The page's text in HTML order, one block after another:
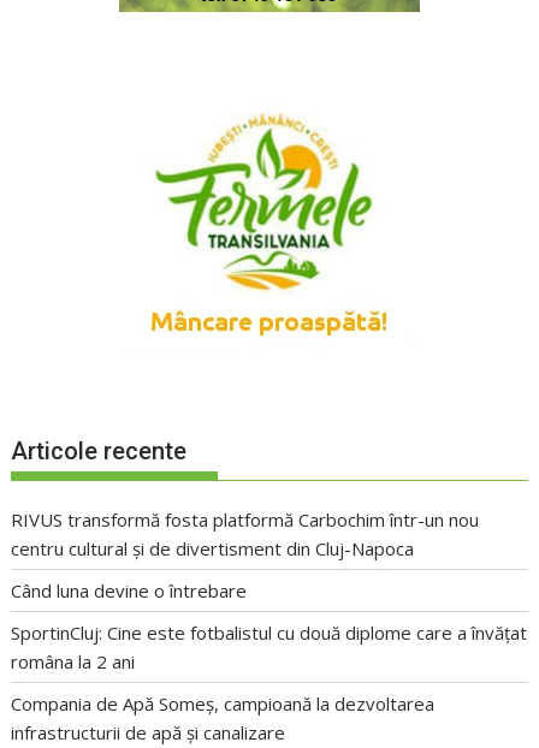
Articole recente
RIVUS transformă fosta platformă Carbochim într-un nou
centru cultural și de divertisment din Cluj-Napoca
Când luna devine o întrebare
SportinCluj: Cine este fotbalistul cu două diplome care a învățat
româna la 2 ani
Compania de Apă Someș, campioană la dezvoltarea
infrastructurii de apă și canalizare